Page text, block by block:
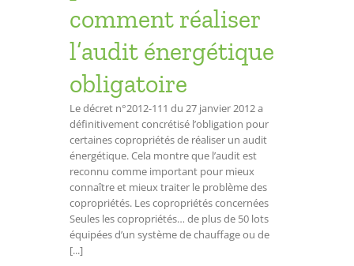
comment réaliser
l’audit énergétique
obligatoire
Le décret n°2012-111 du 27 janvier 2012 a
définitivement concrétisé l’obligation pour
certaines copropriétés de réaliser un audit
énergétique. Cela montre que l’audit est
reconnu comme important pour mieux
connaître et mieux traiter le problème des
copropriétés. Les copropriétés concernées
Seules les copropriétés… de plus de 50 lots
équipées d’un système de chauffage ou de
[...]